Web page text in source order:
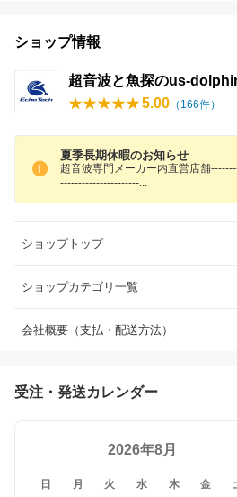
ショップ情報
超音波と魚探のus-
5.00 （ 166件）
夏季長期休暇のお知らせ
超音波専門メーカー内直営店舗
----------------------
ショップトップ
ショップカテゴリ一覧
会社概要（支払・配送方法）
受注・発送カレンダー
2026年8月
日 月 火 水 木 金